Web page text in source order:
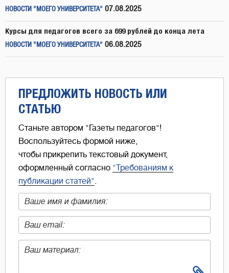
НОВОСТИ "МОЕГО УНИВЕРСИТЕТА" 07.08.2025
Курсы для педагогов всего за 699 рублей до конца лета
НОВОСТИ "МОЕГО УНИВЕРСИТЕТА" 06.08.2025
ПРЕДЛОЖИТЬ НОВОСТЬ ИЛИ
СТАТЬЮ
Станьте автором "Газеты педагогов"!
Воспользуйтесь формой ниже,
чтобы прикрепить текстовый документ,
оформленный согласно "Требованиям к
публикации статей".